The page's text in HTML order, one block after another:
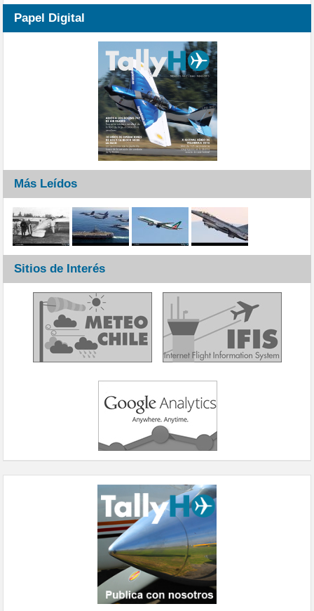
Papel Digital
Más Leídos
Sitios de Interés